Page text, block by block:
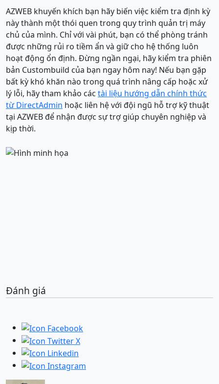
AZWEB khuyến khích bạn hãy biến việc kiểm tra định kỳ
này thành một thói quen trong quy trình quản trị máy
chủ của mình. Chỉ với vài phút, bạn có thể phòng tránh
được những rủi ro tiềm ẩn và giữ cho hệ thống luôn
hoạt động ổn định. Đừng ngần ngại, hãy kiểm tra phiên
bản Custombuild của bạn ngay hôm nay! Nếu bạn gặp
bất kỳ khó khăn nào trong quá trình nâng cấp hoặc xử
lý lỗi, hãy tham khảo các tài liệu hướng dẫn chính thức
từ DirectAdmin hoặc liên hệ với đội ngũ hỗ trợ kỹ thuật
tại AZWEB để nhận được sự trợ giúp chuyên nghiệp và
kịp thời.
Đánh giá